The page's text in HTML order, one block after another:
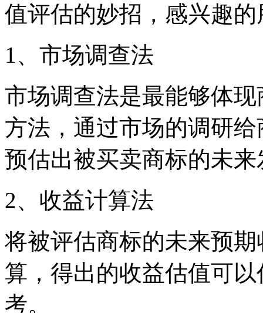
值评估的妙招，感兴趣
1、市场调查法
市场调查法是最能够体
方法，通过市场的调研
预估出被买卖商标的未
2、收益计算法
将被评估商标的未来预
算，得出的收益估值可
考。